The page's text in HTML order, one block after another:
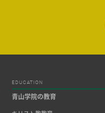
EDUCATION
青山学院の教育